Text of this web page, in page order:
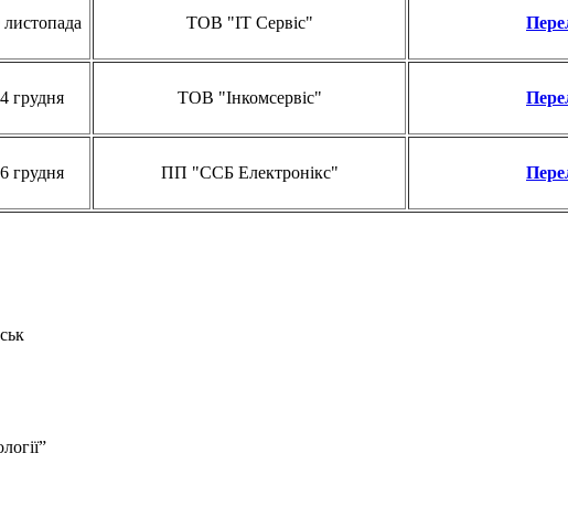
листопада ТОВ "ІТ Сервіс"
4 грудня ТОВ "Інкомсервіс"
6 грудня ПП "ССБ Електронікс"